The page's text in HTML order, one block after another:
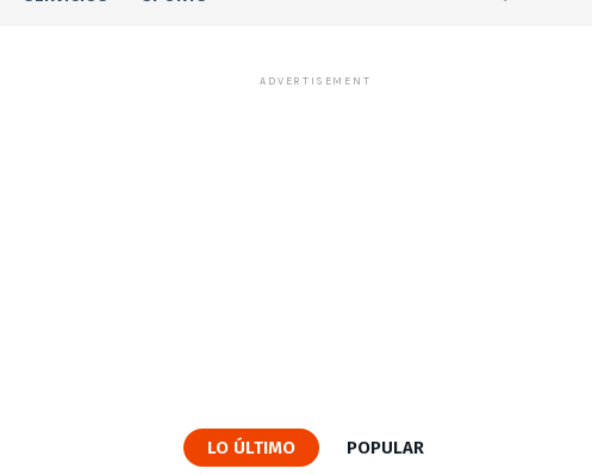
ADVERTISEMENT
LO ÚLTIMO POPULAR